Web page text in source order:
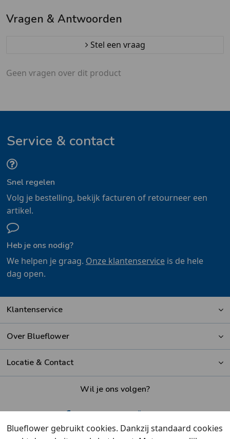
Vragen & Antwoorden
Stel een vraag
Geen vragen over dit product
Service & contact
Snel regelen
Volg je bestelling, bekijk facturen of retourneer een
artikel.
Heb je ons nodig?
We helpen je graag. Onze klantenserviceis de hele
dag open.
Klantenservice
Over Blueflower
Locatie & Contact
Wil je ons volgen?
Blueflower gebruikt cookies. Dankzij standaard cookies